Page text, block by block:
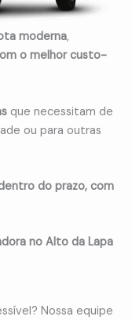
moderna,
o melhor custo-
que necessitam de
ou para outras
do prazo, com
no Alto da Lapa
Nossa equipe